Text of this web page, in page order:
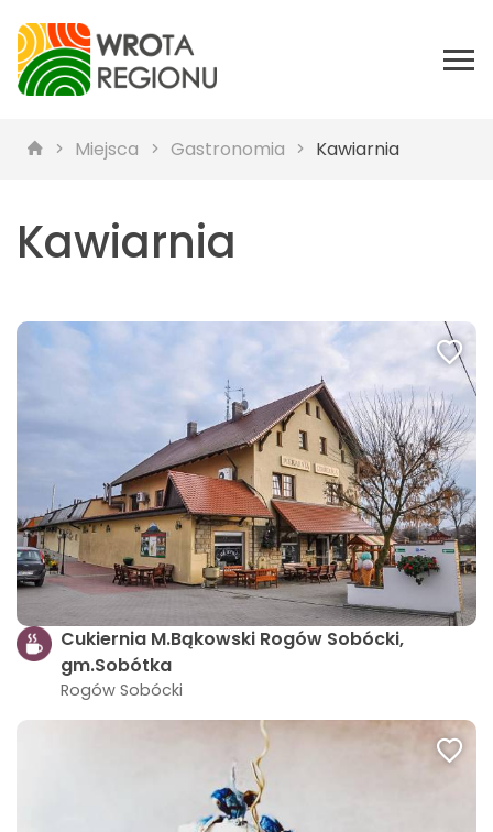
Miejsca Gastronomia Kawiarnia
Kawiarnia
Cukiernia M.Bąkowski Rogów Sobócki,
gm.Sobótka
Rogów Sobócki